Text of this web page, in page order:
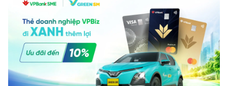
đãi di chuyển dành riêng cho khách hàng có điểm đi hoặc
điểm đến tại khu căn hộ dịch vụ này. Tọa lạc trong […]